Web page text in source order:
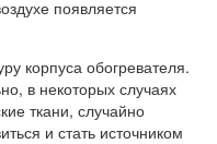
появляется
корпуса обогревателя.
в некоторых случаях
ткани, случайно
и стать источником